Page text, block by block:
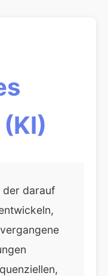
der darauf